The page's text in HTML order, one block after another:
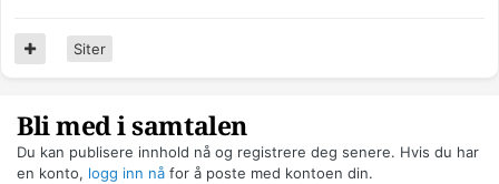
Siter
Bli med i samtalen
Du kan publisere innhold nå og registrere deg senere. Hvis du har
en konto, logg inn nå for å poste med kontoen din.